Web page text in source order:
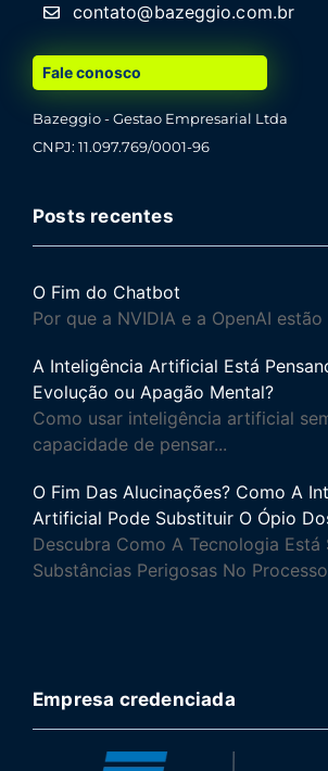
contato@bazeggio.com.br
Fale conosco
Bazeggio - Gestao Empresarial Ltda
CNPJ: 11.097.769/0001-96
Posts recentes
O Fim do Chatbot
Por que a NVIDIA e a OpenAI
A Inteligência Artificial Está
Evolução ou Apagão Mental?
Como usar inteligência artificial
capacidade de pensar...
O Fim Das Alucinações? Como A
Artificial Pode Substituir O Ópio
Descubra Como A Tecnologia Está
Substâncias Perigosas No
Empresa credenciada